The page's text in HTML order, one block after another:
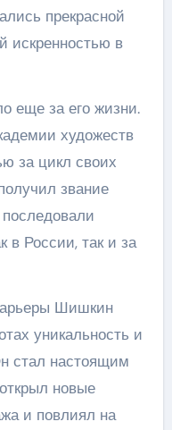
прекрасной
искренностью в
еще за его жизни.
художеств
за цикл своих
звание
в России, так и за
Шишкин
уникальность и
стал настоящим
новые
и повлиял на